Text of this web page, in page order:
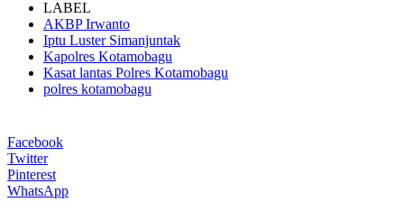
LABEL
AKBP Irwanto
Iptu Luster Simanjuntak
Kapolres Kotamobagu
Kasat lantas Polres Kotamobagu
polres kotamobagu
Facebook
Twitter
Pinterest
WhatsApp